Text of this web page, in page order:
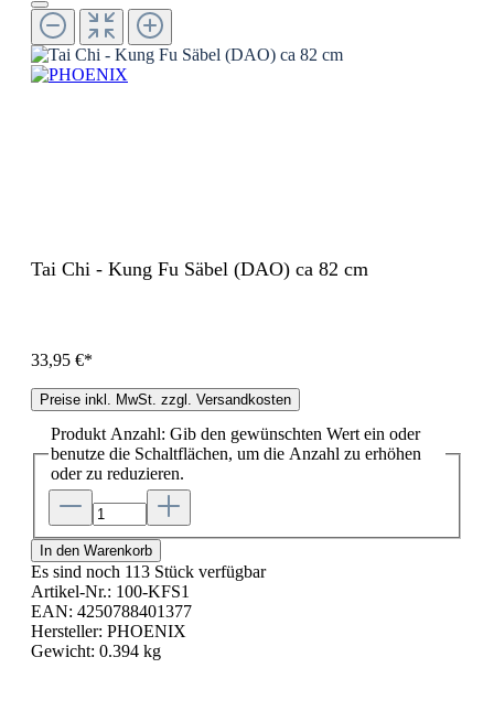
Tai Chi - Kung Fu Säbel (DAO) ca 82 cm
33,95 €*
Preise inkl. MwSt. zzgl. Versandkosten
Produkt Anzahl: Gib den gewünschten Wert ein oder
benutze die Schaltflächen, um die Anzahl zu erhöhen
oder zu reduzieren.
In den Warenkorb
Es sind noch 113 Stück verfügbar
Artikel-Nr.: 100-KFS1
EAN: 4250788401377
Hersteller: PHOENIX
Gewicht: 0.394 kg